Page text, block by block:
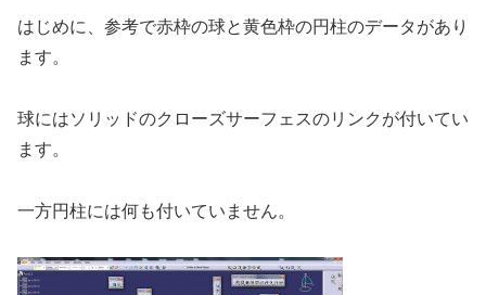
はじめに、参考で赤枠の球と黄色枠の円柱のデータがあり
ます。
球にはソリッドのクローズサーフェスのリンクが付いてい
ます。
一方円柱には何も付いていません。